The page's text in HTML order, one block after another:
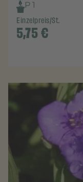
P 1
Einzelpreis/St.
5,75€